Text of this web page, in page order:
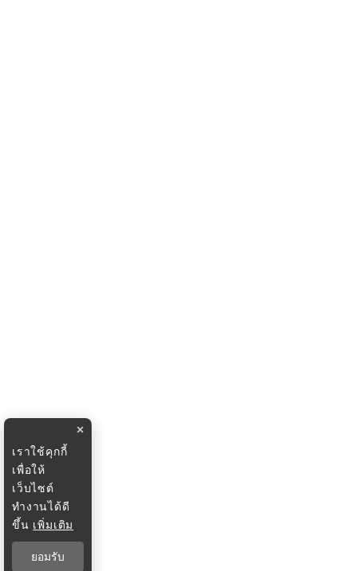
×
เราใช้คุกกี้
เพื่อให้
เว็บไซต์
ทำงานได้ดี
ขึ้น เพิ่มเติม
ยอมรับ